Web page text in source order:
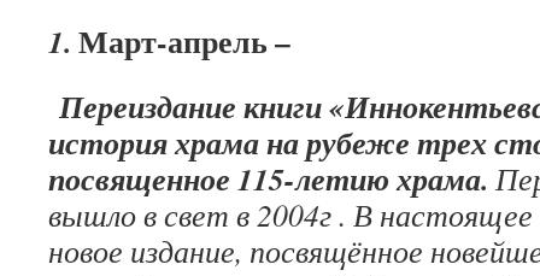
1. Март-апрель –
Переиздание книги
история храма на рубеже трех
посвященное 115-летию храма.
вышло в свет в 2004г . В настоящее
новое издание, посвящённое